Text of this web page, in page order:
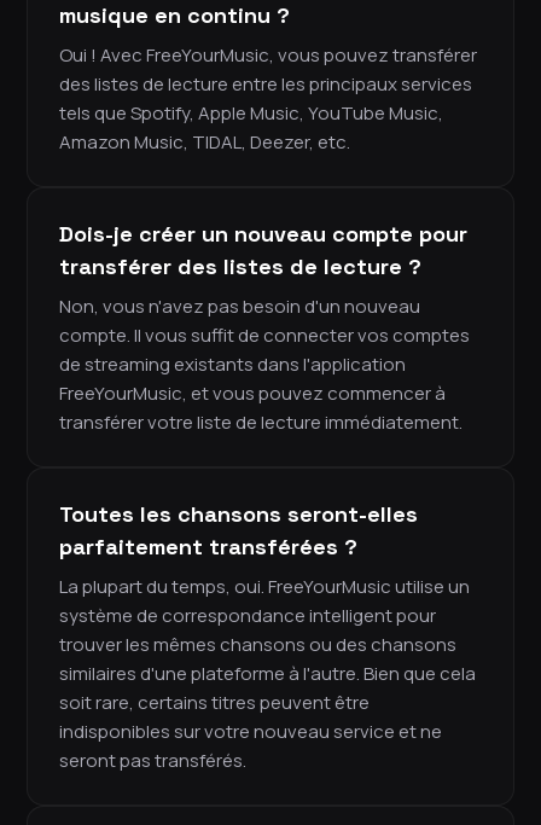
musique en continu ?
Oui ! Avec FreeYourMusic, vous pouvez transférer
des listes de lecture entre les principaux services
tels que Spotify, Apple Music, YouTube Music,
Amazon Music, TIDAL, Deezer, etc.
Dois-je créer un nouveau compte pour
transférer des listes de lecture ?
Non, vous n'avez pas besoin d'un nouveau
compte. Il vous suffit de connecter vos comptes
de streaming existants dans l'application
FreeYourMusic, et vous pouvez commencer à
transférer votre liste de lecture immédiatement.
Toutes les chansons seront-elles
parfaitement transférées ?
La plupart du temps, oui. FreeYourMusic utilise un
système de correspondance intelligent pour
trouver les mêmes chansons ou des chansons
similaires d'une plateforme à l'autre. Bien que cela
soit rare, certains titres peuvent être
indisponibles sur votre nouveau service et ne
seront pas transférés.